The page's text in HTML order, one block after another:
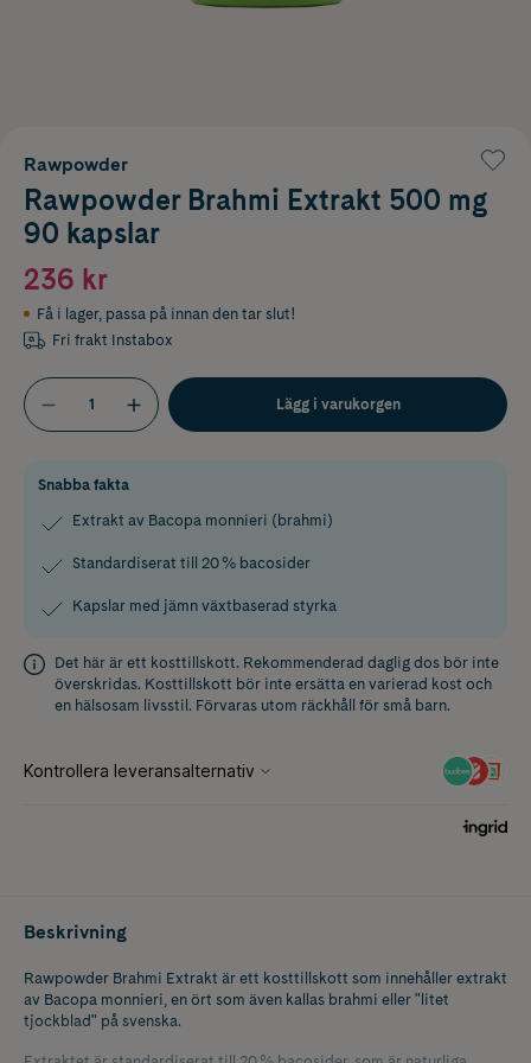
Rawpowder
Rawpowder Brahmi Extrakt 500 mg
90 kapslar
236 kr
Få i lager, passa på innan den tar slut!
Fri frakt Instabox
Lägg i varukorgen
Snabba fakta
Extrakt av Bacopa monnieri (brahmi)
Standardiserat till 20 % bacosider
Kapslar med jämn växtbaserad styrka
Det här är ett kosttillskott. Rekommenderad daglig dos bör inte
överskridas. Kosttillskott bör inte ersätta en varierad kost och
en hälsosam livsstil. Förvaras utom räckhåll för små barn.
Beskrivning
Rawpowder Brahmi Extrakt är ett kosttillskott som innehåller extrakt
av Bacopa monnieri, en ört som även kallas brahmi eller "litet
tjockblad" på svenska.